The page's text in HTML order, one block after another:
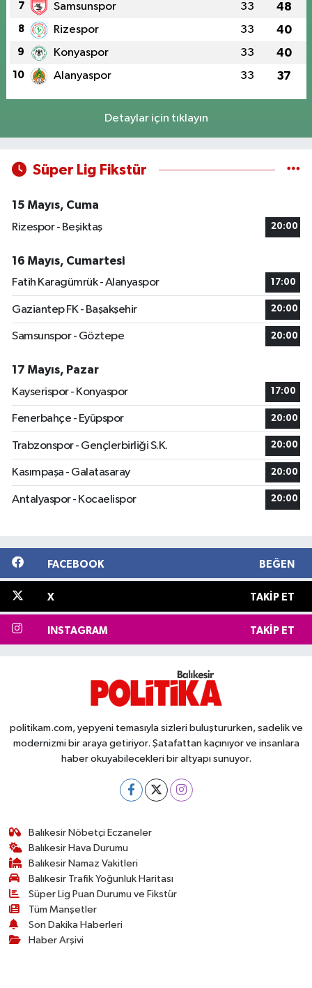
7 Samsunspor 33 48
8 Rizespor 33 40
9 Konyaspor 33 40
10 Alanyaspor 33 37
Detaylar için tıklayın
Süper Lig Fikstür
15 Mayıs, Cuma
Rizespor - Beşiktaş
20:00
16 Mayıs, Cumartesi
Fatih Karagümrük - Alanyaspor
17:00
Gaziantep FK - Başakşehir 20:00
Samsunspor - Göztepe 20:00
17 Mayıs, Pazar
Kayserispor - Konyaspor
17:00
Fenerbahçe - Eyüpspor 20:00
Trabzonspor - Gençlerbirliği S.K. 20:00
Kasımpaşa - Galatasaray 20:00
Antalyaspor - Kocaelispor 20:00
FACEBOOK BEĞEN
X TAKIP ET
INSTAGRAM TAKIP ET
politikam.com, yepyeni temasıyla sizleri buluştururken, sadelik ve
modernizmi bir araya getiriyor. Şatafattan kaçınıyor ve insanlara
haber okuyabilecekleri bir altyapı sunuyor.
Balıkesir Nöbetçi Eczaneler
Balıkesir Hava Durumu
Balıkesir Namaz Vakitleri
Balıkesir Trafik Yoğunluk Haritası
Süper Lig Puan Durumu ve Fikstür
Tüm Manşetler
Son Dakika Haberleri
Haber Arşivi